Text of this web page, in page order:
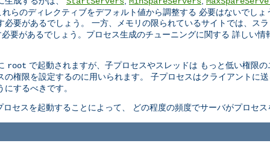
らのディレクティブをデフォルト値から調整する 必要はないでし
必要があるでしょう。 一方、メモリの限られているサイトでは、ス
要があるでしょう。プロセス生成のチューニングに関する 詳しい情
root で起動されますが、子プロセスやスレッドは もっと低い権限
権限を設定するのに用いられます。 子プロセスはクライアントに
するべきです。
セスを起動することによって、 どの程度の頻度でサーバがプロセ